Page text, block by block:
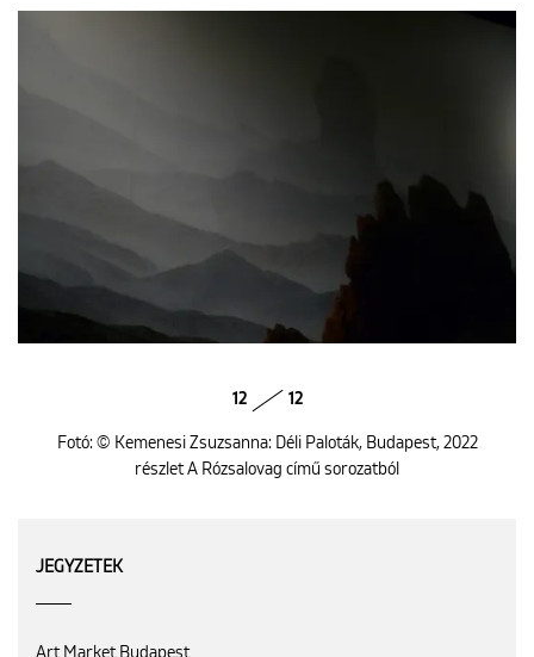
12 12
Fotó: © Kemenesi Zsuzsanna: Déli Paloták, Budapest, 2022
részlet A Rózsalovag című sorozatból
JEGYZETEK